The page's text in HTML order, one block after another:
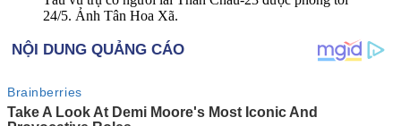
24/5. Ảnh Tân Hoa Xã.